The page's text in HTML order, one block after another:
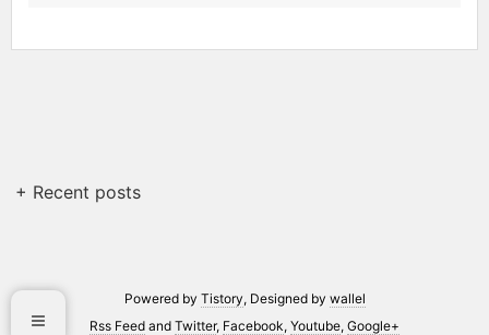
+ Recent posts
Powered by Tistory, Designed by wallel
Rss Feed and Twitter, Facebook, Youtube, Google+